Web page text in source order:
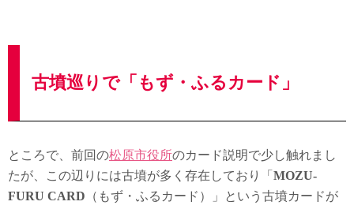
古墳巡りで「もず・ふるカード」
ところで、前回の松原市役所のカード説明で少し触れまし
たが、この辺りには古墳が多く存在しており「 MOZU-
FURU CARD （もず・ふるカード）」という古墳カードが